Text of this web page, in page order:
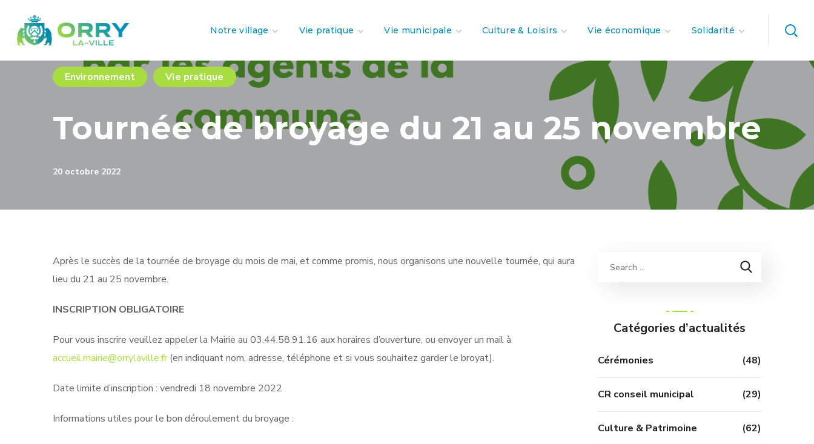
Notre village Vie pratique Vie municipale Culture & Loisirs Vie économique Solidarité
Environnement Vie pratique
Tournée de broyage du 21 au 25 novembre
20 octobre 2022
Après le succès de la tournée de broyage du mois de mai, et comme promis, nous organisons une nouvelle tournée, qui aura
lieu du 21 au 25 novembre.
INSCRIPTION OBLIGATOIRE
Pour vous inscrire veuillez appeler la Mairie au 03.44.58.91.16 aux horaires d’ouverture, ou envoyer un mail à
accueil.mairie@orrylaville.fr (en indiquant nom, adresse, téléphone et si vous souhaitez garder le broyat).
Date limite d’inscription : vendredi 18 novembre 2022
Informations utiles pour le bon déroulement du broyage :
Catégories d’actualités
Cérémonies (48)
CR conseil municipal (29)
Culture & Patrimoine (62)